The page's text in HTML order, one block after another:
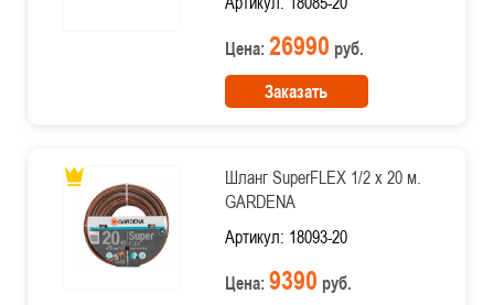
Цена: 26990 руб.
Заказать
Шланг SuperFLEX 1/2 х 20 м.
GARDENA
Артикул: 18093-20
Цена: 9390 руб.